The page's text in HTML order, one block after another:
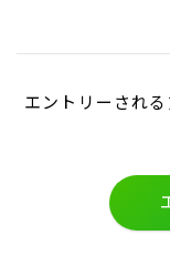
エントリーされ